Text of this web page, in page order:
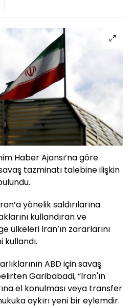
Haber Ajansı’na göre
tazminatı talebine ilişkin
yönelik saldırılarına
kullandıran ve
ülkeleri İran’ın zararlarını
kullandı.
ABD için savaş
Garibabadi, “İran'ın
el konulması veya transfer
aykırı yeni bir eylemdir.